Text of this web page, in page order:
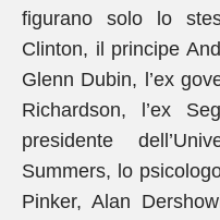
figurano solo lo
Clinton, il principe
Glenn Dubin, l’ex
Richardson, l’ex
presidente
Summers, lo
Pinker, Alan